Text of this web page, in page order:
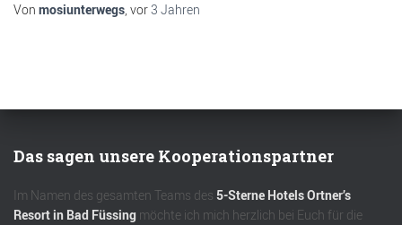
Von mosiunterwegs, vor3 Jahren
Das sagen unsere Kooperationspartner
Im Namen des gesamten Teams des 5-Sterne Hotels Ortner’s
Resort in Bad Füssing möchte ich mich herzlich bei Euch für die